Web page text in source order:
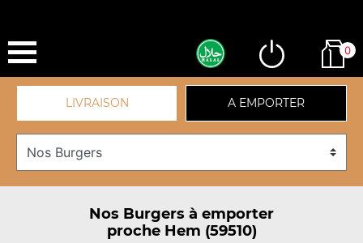
0
LIVRAISON A EMPORTER
Nos Burgers à emporter
proche Hem (59510)